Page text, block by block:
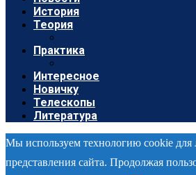
История
Теория
Практика
Интересное
Новичку
Телескопы
Литература
Мы используем технологию cookie для
представления сайта. Продолжая